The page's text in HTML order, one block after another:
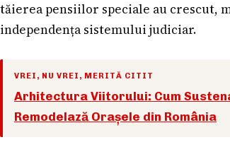
tăierea pensiilor speciale au crescut,
independența sistemului judiciar.
VREI, NU VREI, MERITĂ CITIT
Arhitectura Viitorului: Cum
Remodelază Orașele din România